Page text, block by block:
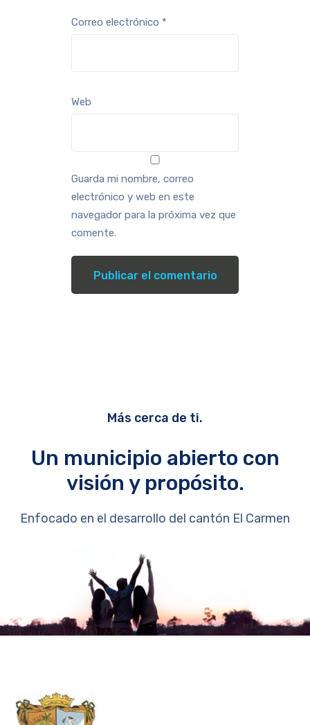
Correo electrónico *
Web
Guarda mi nombre, correo
electrónico y web en este
navegador para la próxima vez que
comente.
Más cerca de ti.
Un municipio abierto con
visión y propósito.
Enfocado en el desarrollo del cantón El Carmen